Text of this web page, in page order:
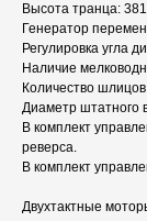
Высота транца: 381
Генератор
Регулировка угла
Наличие
Количество
Диаметр штатного
В комплект
реверса.
В комплект
Двухтактные